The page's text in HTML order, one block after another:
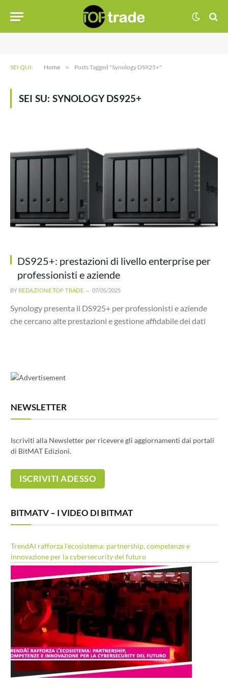
SEI QUI: Home » Posts Tagged "Synology DS925+"
SEI SU: SYNOLOGY DS925+
DS925+: prestazioni di livello enterprise per
professionisti e aziende
BY REDAZIONE TOP TRADE 07/05/2025
Synology presenta il DS925+ per professionisti e aziende
che cercano alte prestazioni e gestione affidabile dei dati
NEWSLETTER
Iscriviti alla Newsletter per ricevere gli aggiornamenti dai portali
di BitMAT Edizioni.
BITMATV – I VIDEO DI BITMAT
TrendAI rafforza l’ecosistema: partnership, competenze e
innovazione per la cybersecurity del futuro